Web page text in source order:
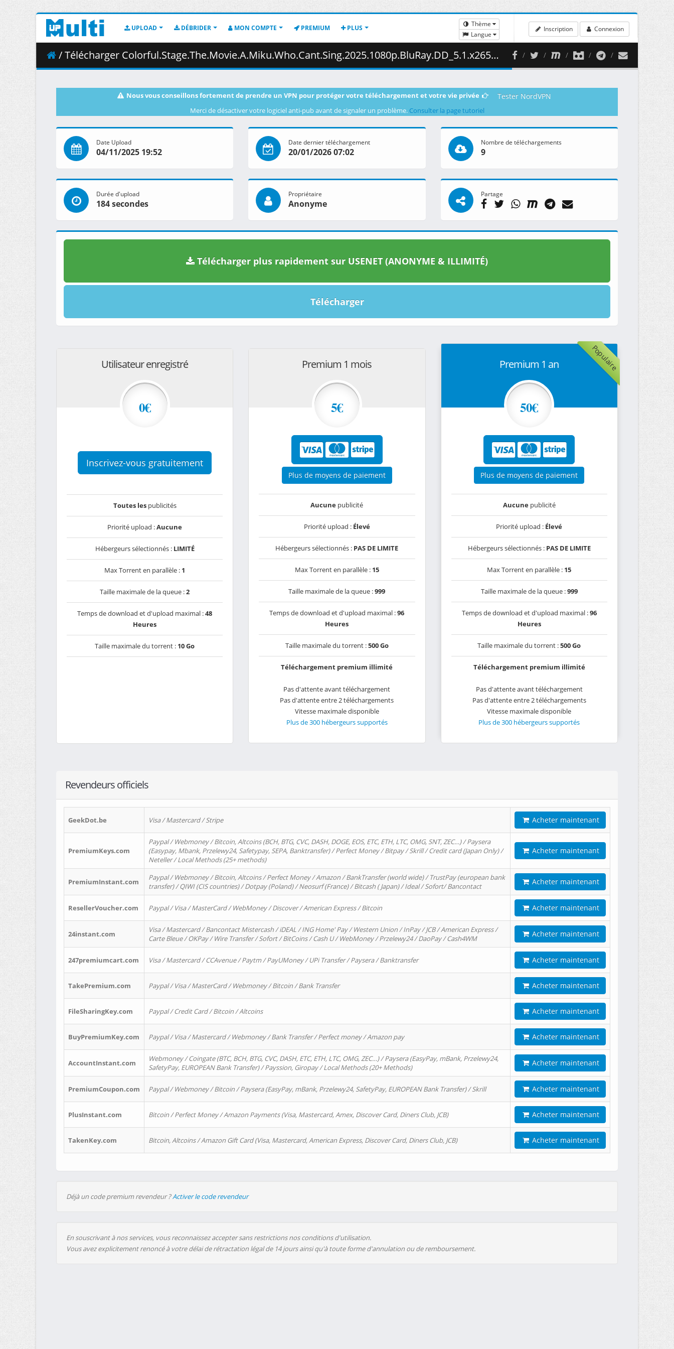
UPLOAD DÉBRIDER MON COMPTE PREMIUM PLUS
Thème
Langue
Inscription Connexion
/ Télécharger Colorful.Stage.The.Movie.A.Miku.Who.Cant.Sing.2025.1080p.BluRay.DD_5.1.x265-Kawatare.mkv.005 ( 498.08 MB )
Nous vous conseillons fortement de prendre un VPN pour protéger votre téléchargement et votre vie privée Tester NordVPN
Merci de désactiver votre logiciel anti-pub avant de signaler un problème. Consulter la page tutoriel
Date Upload
04/11/2025 19:52
Date dernier téléchargement
20/01/2026 07:02
Nombre de téléchargements
9
Durée d'upload
184 secondes
Propriétaire
Anonyme
Partage
Télécharger plus rapidement sur USENET (ANONYME & ILLIMITÉ)
Télécharger
Utilisateur enregistré
0€
Inscrivez-vous gratuitement
Toutes lespublicités
Priorité upload :Aucune
Hébergeurs sélectionnés : LIMITÉ
Max Torrent en parallèle : 1
Taille maximale de la queue :2
Temps de download et d'upload maximal :48
Heures
Taille maximale du torrent : 10 Go
Premium 1 mois
5€
Plus de moyens de paiement
Aucune publicité
Priorité upload : Élevé
Hébergeurs sélectionnés : PAS DE LIMITE
Max Torrent en parallèle : 15
Taille maximale de la queue :999
Temps de download et d'upload maximal :96
Heures
Taille maximale du torrent :500 Go
Téléchargement premium illimité
Pas d'attente avant téléchargement
Pas d'attente entre 2 téléchargements
Vitesse maximale disponible
Plus de 300 hébergeurs supportés
Populaire
Premium 1 an
50€
Plus de moyens de paiement
Aucunepublicité
Priorité upload : Élevé
Hébergeurs sélectionnés : PAS DE LIMITE
Max Torrent en parallèle : 15
Taille maximale de la queue :999
Temps de download et d'upload maximal :96
Heures
Taille maximale du torrent :500 Go
Téléchargement premium illimité
Pas d'attente avant téléchargement
Pas d'attente entre 2 téléchargements
Vitesse maximale disponible
Plus de 300 hébergeurs supportés
Revendeurs officiels
GeekDot.be Visa / Mastercard / Stripe Acheter maintenant
PremiumKeys.com
Paypal / Webmoney / Bitcoin, Altcoins (BCH, BTG, CVC, DASH, DOGE, EOS, ETC, ETH, LTC, OMG, SNT, ZEC…) / Paysera
(Easypay, Mbank, Przelewy24, Safetypay, SEPA, Banktransfer) / Perfect Money / Bitpay / Skrill / Credit card (Japan Only) /
Neteller / Local Methods (25+ methods)
Acheter maintenant
PremiumInstant.com
Paypal / Webmoney / Bitcoin, Altcoins / Perfect Money / Amazon / BankTransfer (world wide) / TrustPay (european bank
transfer) / QIWI (CIS countries) / Dotpay (Poland) / Neosurf (France) / Bitcash ( Japan) / Ideal / Sofort/ Bancontact
Acheter maintenant
ResellerVoucher.com Paypal / Visa / MasterCard / WebMoney / Discover / American Express / Bitcoin Acheter maintenant
24instant.com
Visa / Mastercard / Bancontact Mistercash / iDEAL / ING Home' Pay / Western Union / InPay / JCB / American Express /
Carte Bleue / OKPay / Wire Transfer / Sofort / BitCoins / Cash U / WebMoney / Przelewy24 / DaoPay / Cash4WM
Acheter maintenant
247premiumcart.com Visa / Mastercard / CCAvenue / Paytm / PayUMoney / UPi Transfer / Paysera / Banktransfer Acheter maintenant
TakePremium.com Paypal / Visa / MasterCard / Webmoney / Bitcoin / Bank Transfer Acheter maintenant
FileSharingKey.com Paypal / Credit Card / Bitcoin / Altcoins Acheter maintenant
BuyPremiumKey.com Paypal / Visa / Mastercard / Webmoney / Bank Transfer / Perfect money / Amazon pay Acheter maintenant
AccountInstant.com
Webmoney / Coingate (BTC, BCH, BTG, CVC, DASH, ETC, ETH, LTC, OMG, ZEC…) / Paysera (EasyPay, mBank, Przelewy24,
SafetyPay, EUROPEAN Bank Transfer) / Payssion, Giropay / Local Methods (20+ Methods)
Acheter maintenant
PremiumCoupon.com Paypal / Webmoney / Bitcoin / Paysera (EasyPay, mBank, Przelewy24, SafetyPay, EUROPEAN Bank Transfer) / Skrill Acheter maintenant
PlusInstant.com Bitcoin / Perfect Money / Amazon Payments (Visa, Mastercard, Amex, Discover Card, Diners Club, JCB) Acheter maintenant
TakenKey.com Bitcoin, Altcoins / Amazon Gift Card (Visa, Mastercard, American Express, Discover Card, Diners Club, JCB) Acheter maintenant
Déjà un code premium revendeur ?Activer le code revendeur
En souscrivant à nos services, vous reconnaissez accepter sans restrictions nos conditions d'utilisation.
Vous avez explicitement renoncé à votre délai de rétractation légal de 14 jours ainsi qu'à toute forme d'annulation ou de remboursement.